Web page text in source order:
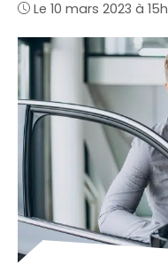
Le 10 mars 2023 à